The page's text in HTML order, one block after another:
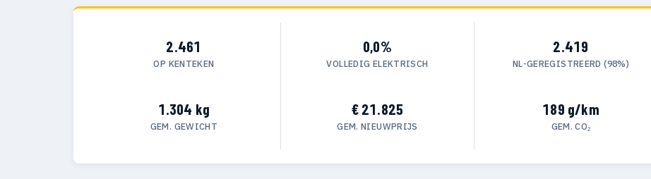
2.461
OP KENTEKEN
0,0%
VOLLEDIG ELEKTRISCH
2.419
NL-GEREGISTREERD (98%)
1.304 kg
GEM. GEWICHT
€ 21.825
GEM. NIEUWPRIJS
189 g/km
GEM. CO₂